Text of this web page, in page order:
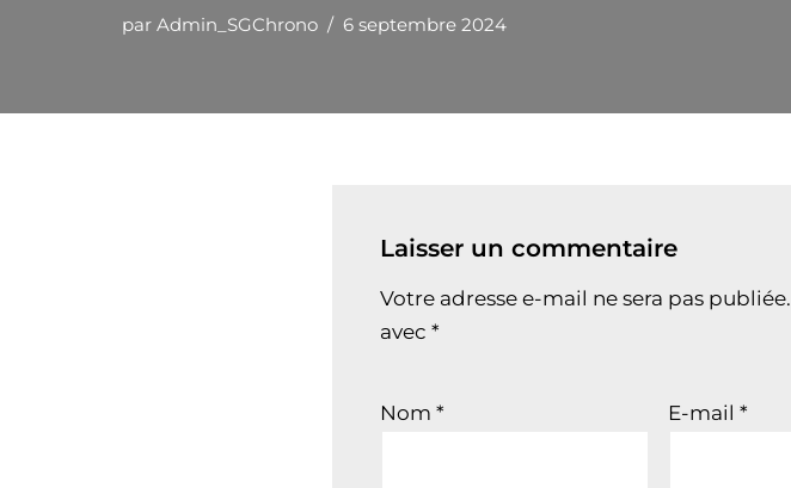
par Admin_SGChrono 6 septembre 2024
Laisser un commentaire
Votre adresse e-mail ne sera pas publiée.
avec *
Nom * E-mail *